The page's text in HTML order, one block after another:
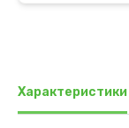
Характеристики